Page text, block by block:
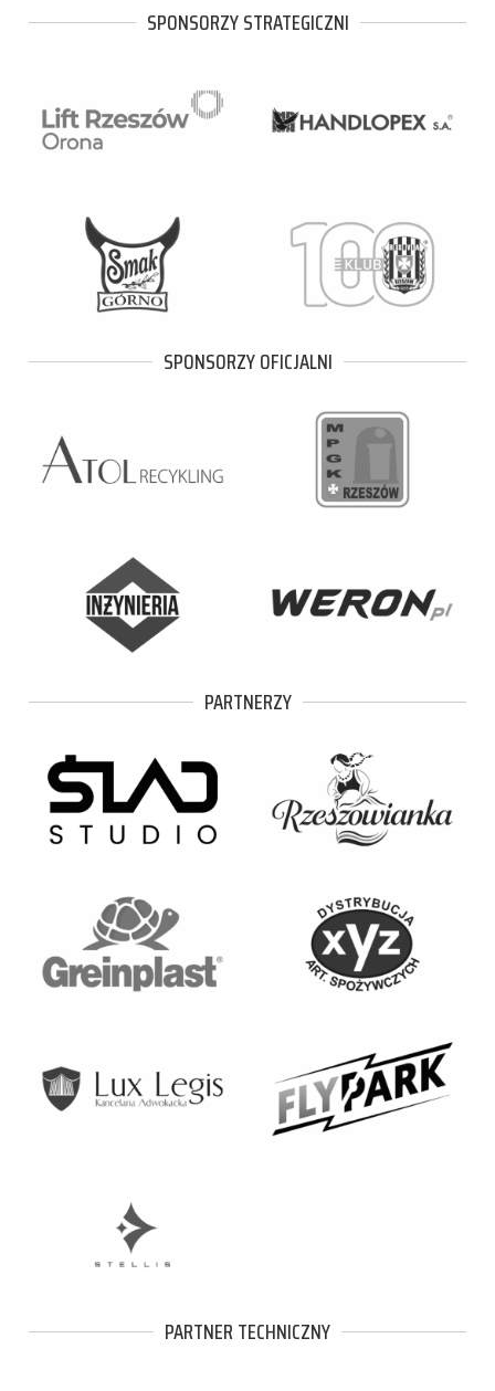
SPONSORZY STRATEGICZNI
SPONSORZY OFICJALNI
PARTNERZY
PARTNER TECHNICZNY